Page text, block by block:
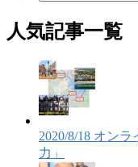
人気記事一覧
2020/8/18 オン
力」